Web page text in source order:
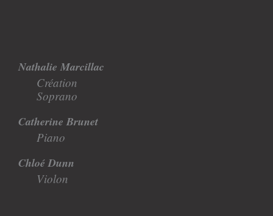
Nathalie Marcillac
Création
Soprano
Catherine Brunet
Piano
Chloé Dunn
Violon